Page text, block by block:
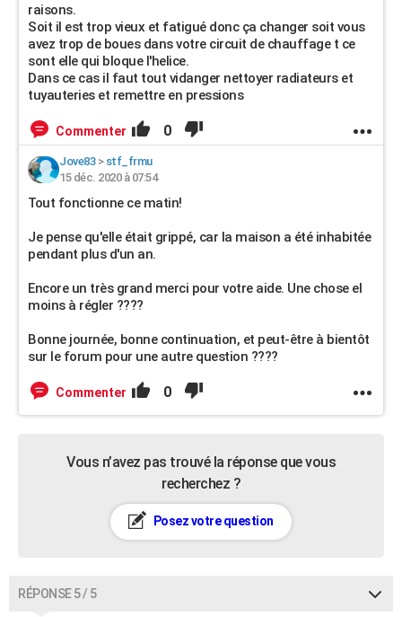
raisons.
Soit il est trop vieux et fatigué donc ça changer soit vous
avez trop de boues dans votre circuit de chauffage t ce
sont elle qui bloque l'helice.
Dans ce cas il faut tout vidanger nettoyer radiateurs et
tuyauteries et remettre en pressions
Commenter 0
Jove83> stf_frmu
15 déc. 2020 à 07:54
Tout fonctionne ce matin!
Je pense qu'elle était grippé, car la maison a été inhabitée
pendant plus d'un an.
Encore un très grand merci pour votre aide. Une chose el
moins à régler ????
Bonne journée, bonne continuation, et peut-être à bientôt
sur le forum pour une autre question ????
Commenter 0
Vous n’avez pas trouvé la réponse que vous
recherchez ?
Posez votre question
RÉPONSE 5 / 5